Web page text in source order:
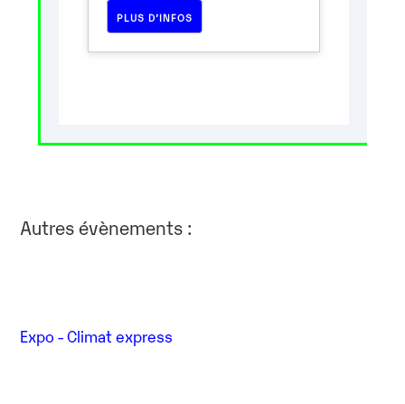
PLUS D’INFOS
Autres évènements :
Expo - Climat express